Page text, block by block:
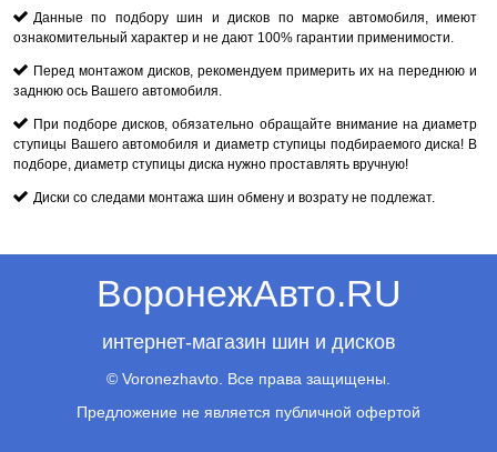
Данные по подбору шин и дисков по марке автомобиля, имеют
ознакомительный характер и не дают 100% гарантии применимости.
Перед монтажом дисков, рекомендуем примерить их на переднюю и
заднюю ось Вашего автомобиля.
При подборе дисков, обязательно обращайте внимание на диаметр
ступицы Вашего автомобиля и диаметр ступицы подбираемого диска! В
подборе, диаметр ступицы диска нужно проставлять вручную!
Диски со следами монтажа шин обмену и возрату не подлежат.
ВоронежАвто.RU
интернет-магазин шин и дисков
© Voronezhavto. Все права защищены.
Предложение не является публичной офертой